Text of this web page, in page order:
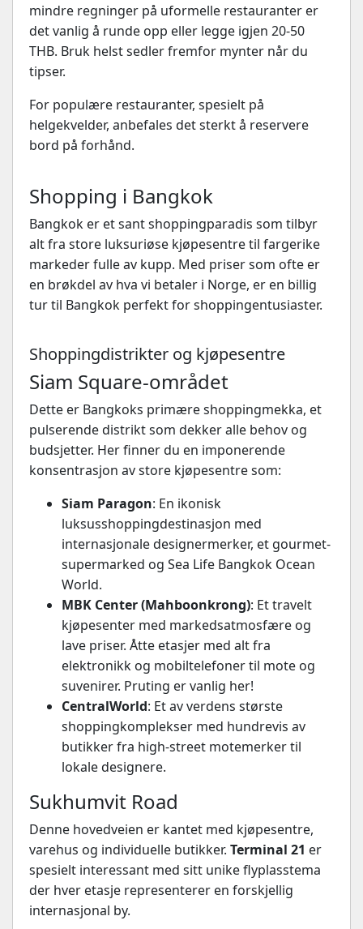
mindre regninger på uformelle restauranter er
det vanlig å runde opp eller legge igjen 20-50
THB. Bruk helst sedler fremfor mynter når du
tipser.
For populære restauranter, spesielt på
helgekvelder, anbefales det sterkt å reservere
bord på forhånd.
Shopping i Bangkok
Bangkok er et sant shoppingparadis som tilbyr
alt fra store luksuriøse kjøpesentre til fargerike
markeder fulle av kupp. Med priser som ofte er
en brøkdel av hva vi betaler i Norge, er en billig
tur til Bangkok perfekt for shoppingentusiaster.
Shoppingdistrikter og kjøpesentre
Siam Square-området
Dette er Bangkoks primære shoppingmekka, et
pulserende distrikt som dekker alle behov og
budsjetter. Her finner du en imponerende
konsentrasjon av store kjøpesentre som:
Siam Paragon: En ikonisk
luksusshoppingdestinasjon med
internasjonale designermerker, et gourmet-
supermarked og Sea Life Bangkok Ocean
World.
MBK Center (Mahboonkrong): Et travelt
kjøpesenter med markedsatmosfære og
lave priser. Åtte etasjer med alt fra
elektronikk og mobiltelefoner til mote og
suvenirer. Pruting er vanlig her!
CentralWorld: Et av verdens største
shoppingkomplekser med hundrevis av
butikker fra high-street motemerker til
lokale designere.
Sukhumvit Road
Denne hovedveien er kantet med kjøpesentre,
varehus og individuelle butikker. Terminal 21 er
spesielt interessant med sitt unike flyplasstema
der hver etasje representerer en forskjellig
internasjonal by.